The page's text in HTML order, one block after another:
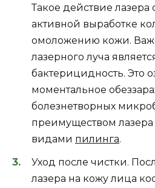
Такое действие лазера
активной выработке
омоложению кожи.
лазерного луча
бактерицидность. Это
моментальное
болезнетворных
преимуществом
видами пилинга.
Уход после чистки.
лазера на кожу лица